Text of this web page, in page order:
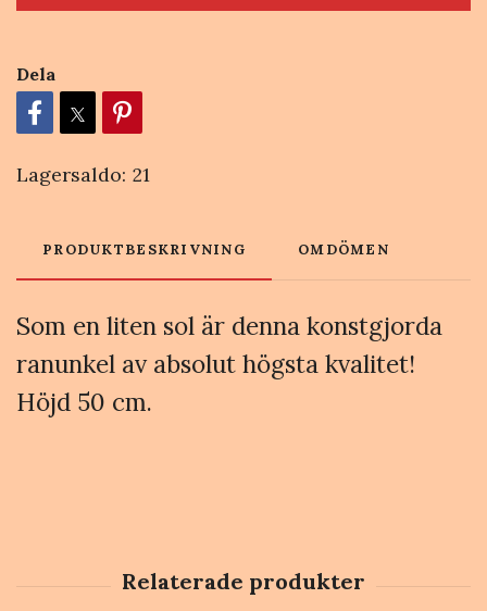
Dela
Lagersaldo: 21
PRODUKTBESKRIVNING OMDÖMEN
Som en liten sol är denna konstgjorda
ranunkel av absolut högsta kvalitet!
Höjd 50 cm.